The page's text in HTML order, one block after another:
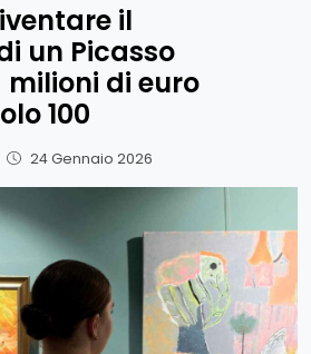
il
un Picasso
di euro
100
24 Gennaio 2026